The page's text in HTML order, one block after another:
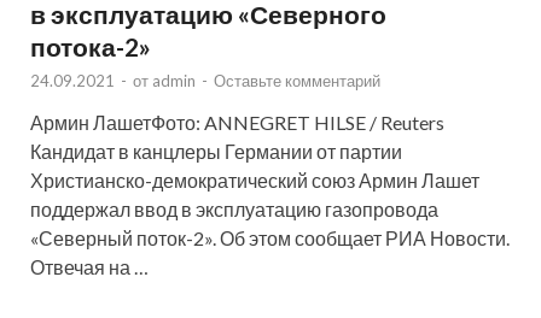
в эксплуатацию «Северного
потока-2»
24.09.2021 - от admin - Оставьте комментарий
Армин ЛашетФото: ANNEGRET HILSE / Reuters
Кандидат в канцлеры Германии от партии
Христианско-демократический союз Армин Лашет
поддержал ввод в эксплуатацию газопровода
«Северный поток-2». Об этом сообщает РИА Новости.
Отвечая на …